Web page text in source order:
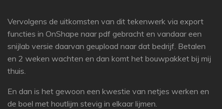
Vervolgens de uitkomsten van dit tekenwerk via export
functies in OnShape naar pdf gebracht en vandaar een
snijlab versie daarvan geupload naar dat bedrijf. Betalen
en 2 weken wachten en dan komt het bouwpakket bij mij
thuis.
En dan is het gewoon een kwestie van netjes werken en
de boel met houtlijm stevig in elkaar lijmen.